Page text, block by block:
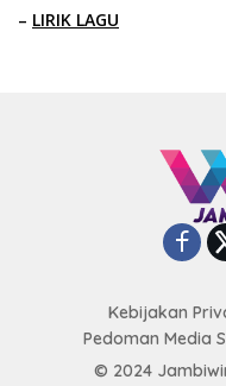
– LIRIK LAGU
Kebijakan
Pedoman Media
© 2024